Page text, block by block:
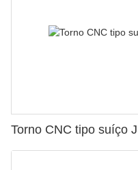
Torno CNC tipo suíço